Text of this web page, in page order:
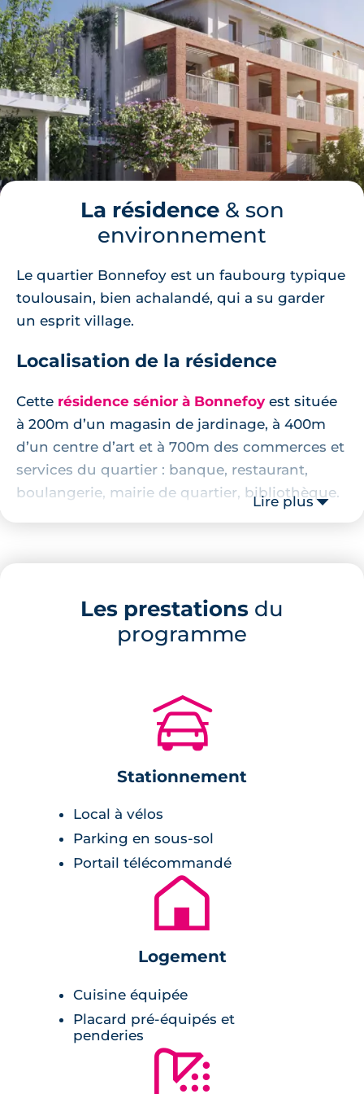
La résidence& son
environnement
Le quartier Bonnefoy est un faubourg typique
toulousain, bien achalandé, qui a su garder
un esprit village.
Localisation de la résidence
Cette résidence sénior à Bonnefoy est située
à 200m d’un magasin de jardinage, à 400m
d’un centre d’art et à 700m des commerces et
services du quartier : banque, restaurant,
boulangerie, mairie de quartier, bibliothèque.
métro Bonnefoy de la 3ème ligne de métro de
Toulouse sera situé à 10 minutes de marche.
Maourine, les jardins du Muséum permettent
aux résidents de prendre un bol de verdure.
Description de la résidence
La résidence de service sénior propose 140
cuisine équipée et salle de bain avec barre de
maintien et WC réhaussés. Les séjours
lumineux sont ouverts sur des espaces
végétalisés sont nantis d’un boulodrome et
d’un jardin potager.
Le parking en sous-sol comme l’ensemble de
la résidence est parfaitement sécurisé. Les
Lire plus
Les prestations du
programme
🚗
Stationnement
Local à vélos
Parking en sous-sol
Portail télécommandé
🏚
Logement
Cuisine équipée
Placard pré-équipés et
penderies
🚿